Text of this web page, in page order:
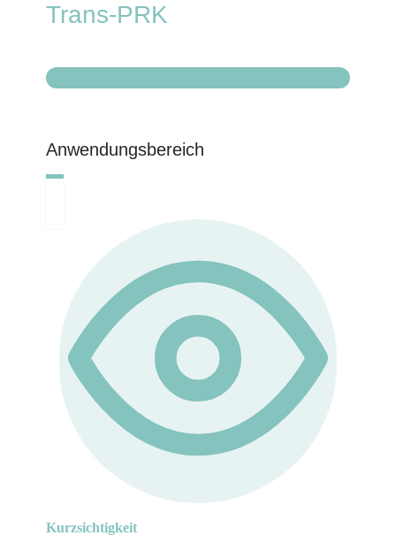
Trans-PRK
Anwendungsbereich
Kurzsichtigkeit